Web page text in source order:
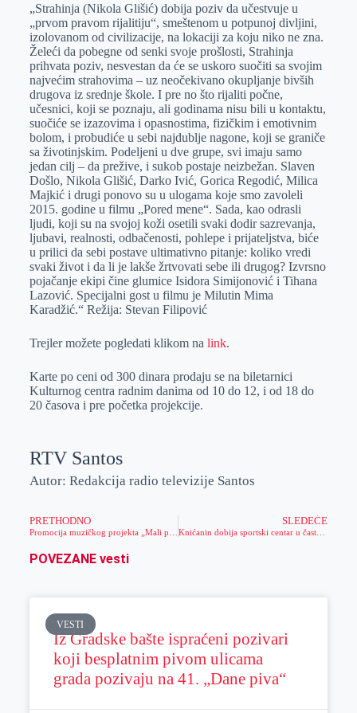
„Strahinja (Nikola Glišić) dobija poziv da učestvuje u
„prvom pravom rijalitiju“, smeštenom u potpunoj divljini,
izolovanom od civilizacije, na lokaciji za koju niko ne zna.
Želeći da pobegne od senki svoje prošlosti, Strahinja
prihvata poziv, nesvestan da će se uskoro suočiti sa svojim
najvećim strahovima – uz neočekivano okupljanje bivših
drugova iz srednje škole. I pre no što rijaliti počne,
učesnici, koji se poznaju, ali godinama nisu bili u kontaktu,
suočiće se izazovima i opasnostima, fizičkim i emotivnim
bolom, i probudiće u sebi najdublje nagone, koji se graniče
sa životinjskim. Podeljeni u dve grupe, svi imaju samo
jedan cilj – da prežive, i sukob postaje neizbežan. Slaven
Došlo, Nikola Glišić, Darko Ivić, Gorica Regodić, Milica
Majkić i drugi ponovo su u ulogama koje smo zavoleli
2015. godine u filmu „Pored mene“. Sada, kao odrasli
ljudi, koji su na svojoj koži osetili svaki dodir sazrevanja,
ljubavi, realnosti, odbačenosti, pohlepe i prijateljstva, biće
u prilici da sebi postave ultimativno pitanje: koliko vredi
svaki život i da li je lakše žrtvovati sebe ili drugog? Izvrsno
pojačanje ekipi čine glumice Isidora Simijonović i Tihana
Lazović. Specijalni gost u filmu je Milutin Mima
Karadžić.“ Režija: Stevan Filipović
Trejler možete pogledati klikom na link.
Karte po ceni od 300 dinara prodaju se na biletarnici
Kulturnog centra radnim danima od 10 do 12, i od 18 do
20 časova i pre početka projekcije.
RTV Santos
Autor: Redakcija radio televizije Santos
PRETHODNO
Promocija muzičkog projekta „Mali princ: gde nema vrata caruje zid“ u Kulturnom centru Zrenjanina
SLEDEĆE
Knićanin dobija sportski centar u čast Miloša Milosavljevića: U petak humanitarna žurka za podršku projektu
POVEZANE vesti
VESTI
Iz Gradske bašte ispraćeni pozivari
koji besplatnim pivom ulicama
grada pozivaju na 41. „Dane piva“